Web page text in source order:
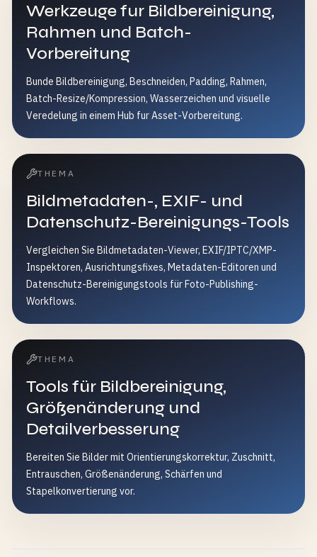
Werkzeuge fur Bildbereinigung,
Rahmen und Batch-
Vorbereitung
Bunde Bildbereinigung, Beschneiden, Padding, Rahmen,
Batch-Resize/Kompression, Wasserzeichen und visuelle
Veredelung in einem Hub fur Asset-Vorbereitung.
THEMA
Bildmetadaten-, EXIF- und
Datenschutz-Bereinigungs-Tools
Vergleichen Sie Bildmetadaten-Viewer, EXIF/IPTC/XMP-
Inspektoren, Ausrichtungsfixes, Metadaten-Editoren und
Datenschutz-Bereinigungstools für Foto-Publishing-
Workflows.
THEMA
Tools für Bildbereinigung,
Größenänderung und
Detailverbesserung
Bereiten Sie Bilder mit Orientierungskorrektur, Zuschnitt,
Entrauschen, Größenänderung, Schärfen und
Stapelkonvertierung vor.